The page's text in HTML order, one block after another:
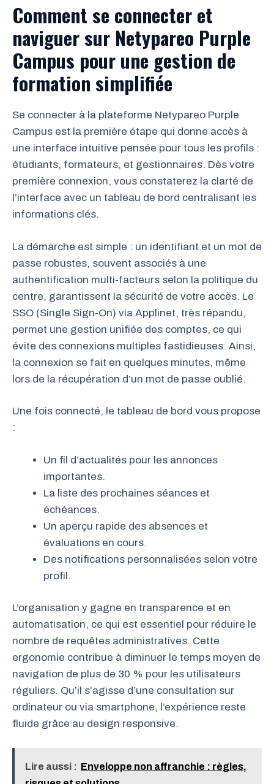
Comment se connecter et
naviguer sur Netypareo Purple
Campus pour une gestion de
formation simplifiée
Se connecter à la plateforme Netypareo Purple
Campus est la première étape qui donne accès à
une interface intuitive pensée pour tous les profils :
étudiants, formateurs, et gestionnaires. Dès votre
première connexion, vous constaterez la clarté de
l’interface avec un tableau de bord centralisant les
informations clés.
La démarche est simple : un identifiant et un mot de
passe robustes, souvent associés à une
authentification multi-facteurs selon la politique du
centre, garantissent la sécurité de votre accès. Le
SSO (Single Sign-On) via Applinet, très répandu,
permet une gestion unifiée des comptes, ce qui
évite des connexions multiples fastidieuses. Ainsi,
la connexion se fait en quelques minutes, même
lors de la récupération d’un mot de passe oublié.
Une fois connecté, le tableau de bord vous propose
:
Un fil d’actualités pour les annonces
importantes.
La liste des prochaines séances et
échéances.
Un aperçu rapide des absences et
évaluations en cours.
Des notifications personnalisées selon votre
profil.
L’organisation y gagne en transparence et en
automatisation, ce qui est essentiel pour réduire le
nombre de requêtes administratives. Cette
ergonomie contribue à diminuer le temps moyen de
navigation de plus de 30 % pour les utilisateurs
réguliers. Qu’il s’agisse d’une consultation sur
ordinateur ou via smartphone, l’expérience reste
fluide grâce au design responsive.
Lire aussi : Enveloppe non affranchie : règles,